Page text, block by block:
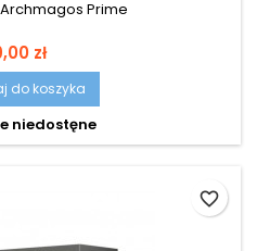
Prime
zł
do koszyka
niedostęne
favorite_border